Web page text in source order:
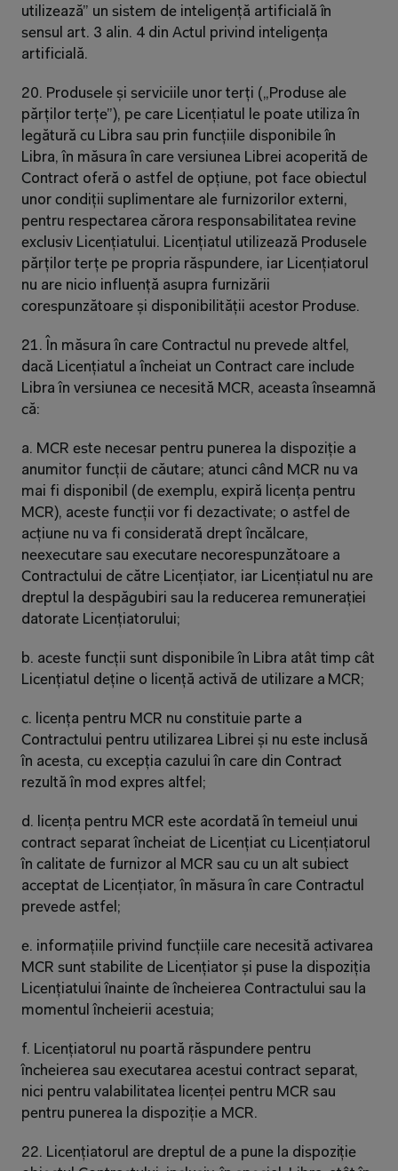
utilizează” un sistem de inteligență artificială în
sensul art. 3 alin. 4 din Actul privind inteligența
artificială.
20. Produsele și serviciile unor terți („Produse ale
părților terțe”), pe care Licențiatul le poate utiliza în
legătură cu Libra sau prin funcțiile disponibile în
Libra, în măsura în care versiunea Librei acoperită de
Contract oferă o astfel de opțiune, pot face obiectul
unor condiții suplimentare ale furnizorilor externi,
pentru respectarea cărora responsabilitatea revine
exclusiv Licențiatului. Licențiatul utilizează Produsele
părților terțe pe propria răspundere, iar Licențiatorul
nu are nicio influență asupra furnizării
corespunzătoare și disponibilității acestor Produse.
21. În măsura în care Contractul nu prevede altfel,
dacă Licențiatul a încheiat un Contract care include
Libra în versiunea ce necesită MCR, aceasta înseamnă
că:
a. MCR este necesar pentru punerea la dispoziție a
anumitor funcții de căutare; atunci când MCR nu va
mai fi disponibil (de exemplu, expiră licența pentru
MCR), aceste funcții vor fi dezactivate; o astfel de
acțiune nu va fi considerată drept încălcare,
neexecutare sau executare necorespunzătoare a
Contractului de către Licențiator, iar Licențiatul nu are
dreptul la despăgubiri sau la reducerea remunerației
datorate Licențiatorului;
b. aceste funcții sunt disponibile în Libra atât timp cât
Licențiatul deține o licență activă de utilizare a MCR;
c. licența pentru MCR nu constituie parte a
Contractului pentru utilizarea Librei și nu este inclusă
în acesta, cu excepția cazului în care din Contract
rezultă în mod expres altfel;
d. licența pentru MCR este acordată în temeiul unui
contract separat încheiat de Licențiat cu Licențiatorul
în calitate de furnizor al MCR sau cu un alt subiect
acceptat de Licențiator, în măsura în care Contractul
prevede astfel;
e. informațiile privind funcțiile care necesită activarea
MCR sunt stabilite de Licențiator și puse la dispoziția
Licențiatului înainte de încheierea Contractului sau la
momentul încheierii acestuia;
f. Licențiatorul nu poartă răspundere pentru
încheierea sau executarea acestui contract separat,
nici pentru valabilitatea licenței pentru MCR sau
pentru punerea la dispoziție a MCR.
22. Licențiatorul are dreptul de a pune la dispoziție